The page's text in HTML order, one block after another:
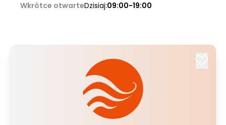
Wkrótce otwarteDzisiaj:09:00-19:00